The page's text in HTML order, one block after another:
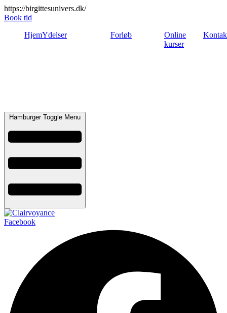
https://birgittesunivers.dk/
Book tid
HjemYdelser Forløb
Online
kurser
Hamburger Toggle Menu
Facebook